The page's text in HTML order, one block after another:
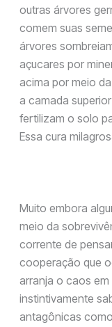
outras árvores
comem suas
árvores
açucares por
acima por meio
a camada
fertilizam o solo
Essa cura
Muito embora
meio da
corrente de
cooperação que
arranja o caos
instintivamente
antagônicas